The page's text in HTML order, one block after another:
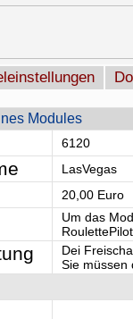
Modules
6120
LasVegas
20,00 Euro
Um das
Dei
Sie müssen